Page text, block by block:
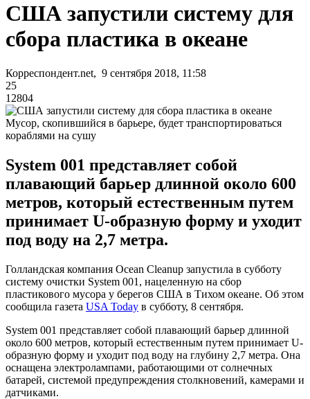
США запустили систему для
сбора пластика в океане
Корреспондент.net, 9 сентября 2018, 11:58
25
12804
Мусор, скопившийся в барьере, будет транспортироваться
кораблями на сушу
System 001 представляет собой
плавающий барьер длинной около 600
метров, который естественным путем
принимает U-образную форму и уходит
под воду на 2,7 метра.
Голландская компания Ocean Cleanup запустила в субботу
систему очистки System 001, нацеленную на сбор
пластикового мусора у берегов США в Тихом океане. Об этом
сообщила газета USA Today в субботу, 8 сентября.
System 001 представляет собой плавающий барьер длинной
около 600 метров, который естественным путем принимает U-
образную форму и уходит под воду на глубину 2,7 метра. Она
оснащена электролампами, работающими от солнечных
батарей, системой предупреждения столкновений, камерами и
датчиками.